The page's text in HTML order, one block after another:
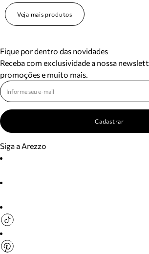
Veja mais produtos
Fique por dentro das novidades
Receba com exclusividade a nossa
promoções e muito mais.
Cadastrar
Siga a Arezzo